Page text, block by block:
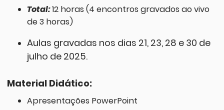
Total:12 horas (4 encontros gravados ao vivo
de 3 horas)
Aulas gravadas nos dias 21, 23, 28 e 30 de
julho de 2025.
Material Didático:
Apresentações PowerPoint